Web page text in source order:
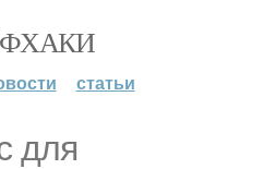
статьи
для